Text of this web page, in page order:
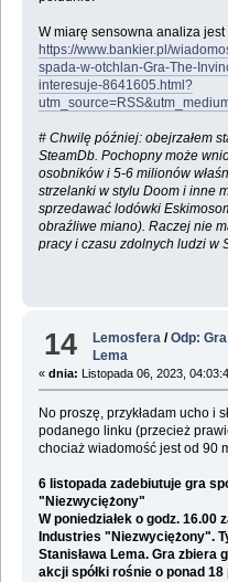
W miarę sensowna analiza jest
https://www.bankier.pl/
spada-w-otchlan-Gra-The-
interesuje-8641605.html?
# Chwilę później: obejrzałem
SteamDb. Pochopny może
osobników i 5-6 milionów
strzelanki w stylu Doom i inne
sprzedawać lodówki
obraźliwe miano). Raczej nie
pracy i czasu zdolnych ludzi w
14 Lemosfera /Odp:
Lema
« dnia: Listopada 06, 2023,
No proszę, przykładam ucho i
podanego linku (przecież
chociaż wiadomość jest od 90
6 listopada zadebiutuje gra
"Niezwyciężony"
W poniedziałek o godz. 16.00
Industries "Niezwyciężony".
Stanisława Lema. Gra zbiera
akcji spółki rośnie o ponad 18